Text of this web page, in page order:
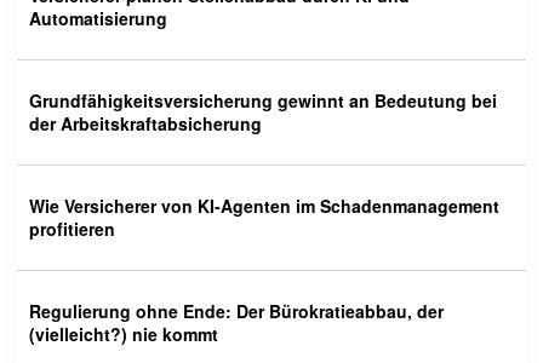
Automatisierung
Grundfähigkeitsversicherung gewinnt an Bedeutung bei
der Arbeitskraftabsicherung
Wie Versicherer von KI-Agenten im Schadenmanagement
profitieren
Regulierung ohne Ende: Der Bürokratieabbau, der
(vielleicht?) nie kommt